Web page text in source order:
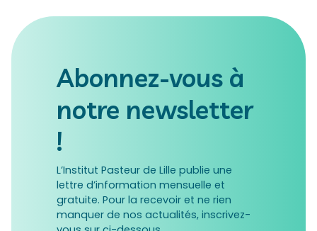
Abonnez-vous à
notre newsletter
!
L’Institut Pasteur de Lille publie une
lettre d’information mensuelle et
gratuite. Pour la recevoir et ne rien
manquer de nos actualités, inscrivez-